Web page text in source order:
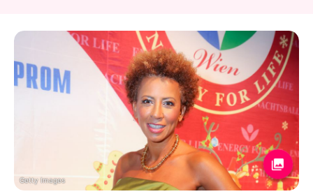
Getty Images